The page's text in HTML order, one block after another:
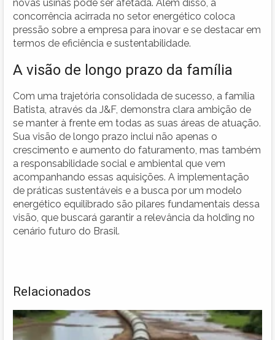
novas usinas pode ser afetada. Além disso, a
concorrência acirrada no setor energético coloca
pressão sobre a empresa para inovar e se destacar em
termos de eficiência e sustentabilidade.
A visão de longo prazo da família
Com uma trajetória consolidada de sucesso, a família
Batista, através da J&F, demonstra clara ambição de
se manter à frente em todas as suas áreas de atuação.
Sua visão de longo prazo inclui não apenas o
crescimento e aumento do faturamento, mas também
a responsabilidade social e ambiental que vem
acompanhando essas aquisições. A implementação
de práticas sustentáveis e a busca por um modelo
energético equilibrado são pilares fundamentais dessa
visão, que buscará garantir a relevância da holding no
cenário futuro do Brasil.
Relacionados